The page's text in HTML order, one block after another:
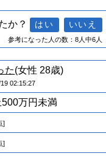
か？
参考になった人の数：8人中6人
た(女性 28歳)
02:15:27
万円未満
]
]